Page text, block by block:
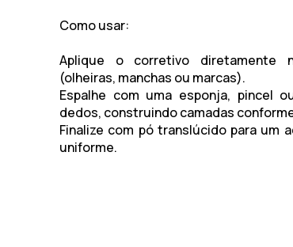
Como usar:
Aplique o corretivo diretamente
(olheiras, manchas ou marcas).
Espalhe com uma esponja, pincel
dedos, construindo camadas
Finalize com pó translúcido para um
uniforme.